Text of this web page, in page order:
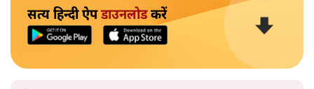
सत्य हिन्दी ऐपडाउनलोडकरें